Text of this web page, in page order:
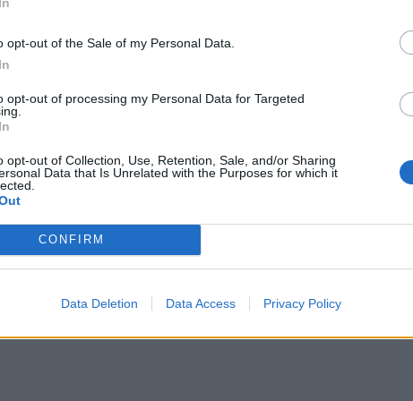
opt-out of the Sale of my Personal Data.
opt-out of processing my Personal Data for Targeted
opt-out of Collection, Use, Retention, Sale, and/or Sharing
Data that Is Unrelated with the Purposes for which it
CONFIRM
Data Deletion Data Access Privacy Policy
cammino di crescita che ci ha portati a
e che ora abbiamo il compito di
questo torneo, alle Zebre lavorerò
nella scia di quanto di buono fatto nella
senso, voglio ringraziare Emiliano
mia stima come uomo e come tecnico per
mi lascia in eredità”.